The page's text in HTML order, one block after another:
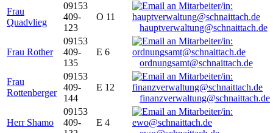
Frau
Quadvlieg
09153
409-
123
O 11
hauptverwaltung@schnaittach.de
Frau Rother
09153
409-
135
E 6
ordnungsamt@schnaittach.de
Frau
Rottenberger
09153
409-
144
E 12
finanzverwaltung@schnaittach.de
Herr Shamo
09153
409-
E 4